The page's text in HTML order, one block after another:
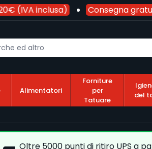
(IVA inclusa) Consegna gratuita
Alimentatori
Forniture
per
Tatuare
del
Oltre 5000 punti di ritiro UPS a